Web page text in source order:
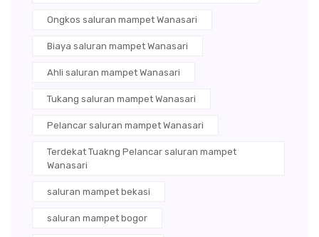
Ongkos saluran mampet Wanasari
Biaya saluran mampet Wanasari
Ahli saluran mampet Wanasari
Tukang saluran mampet Wanasari
Pelancar saluran mampet Wanasari
Terdekat Tuakng Pelancar saluran mampet
Wanasari
saluran mampet bekasi
saluran mampet bogor